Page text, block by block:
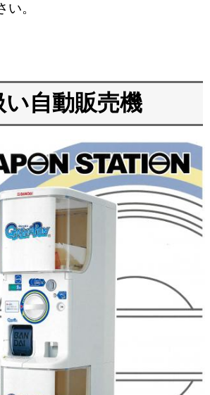
。
い自動販売機